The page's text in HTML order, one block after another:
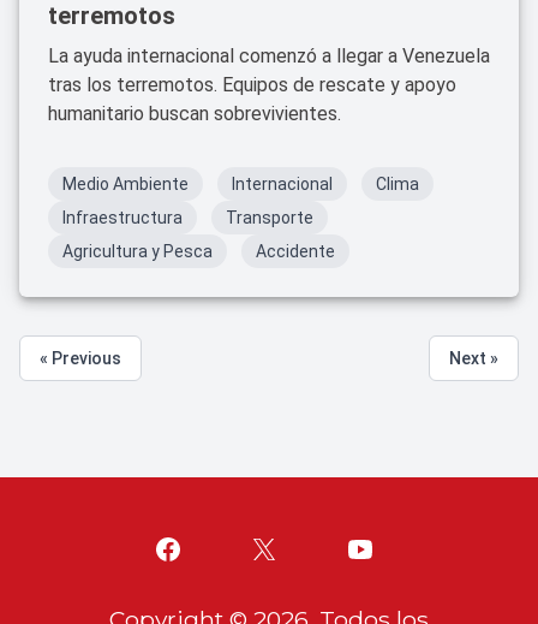
terremotos
La ayuda internacional comenzó a llegar a Venezuela
tras los terremotos. Equipos de rescate y apoyo
humanitario buscan sobrevivientes.
Medio Ambiente Internacional
Clima
Infraestructura
Transporte
Agricultura y Pesca
Accidente
« Previous Next »